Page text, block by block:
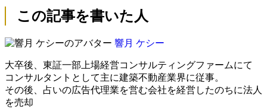
この記事を書いた人
響月 ケシー
大卒後、東証一部上場経営コンサルティングファームにて
コンサルタントとして主に建築不動産業界に従事。
その後、占いの広告代理業を営む会社を経営したのちに法人
を売却